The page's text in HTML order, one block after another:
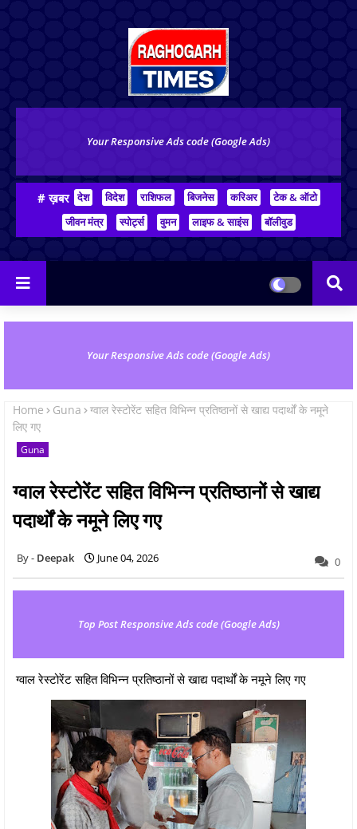
Your Responsive Ads code (Google Ads)
# ख़बर देश विदेश राशिफल बिजनेस करिअर
टेक & ऑटो
जीवन मंत्र
स्पोर्ट्स वुमन लाइफ & साइंस बॉलीवुड
Your Responsive Ads code (Google Ads)
Home Guna
ग्वाल रेस्टोरेंट सहित विभिन्न प्रतिष्ठानों से खाद्य पदार्थों के नमूने
लिए गए
Guna
ग्वाल रेस्टोरेंट सहित विभिन्न प्रतिष्ठानों से खाद्य
पदार्थों के नमूने लिए गए
Deepak June 04, 2026 0
Top Post Responsive Ads code (Google Ads)
ग्वाल रेस्टोरेंट सहित विभिन्न प्रतिष्ठानों से खाद्य पदार्थों के नमूने लिए गए